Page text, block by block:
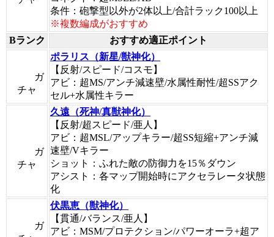
条件：砲撃型以外が2体以上/合計ラック100以上
※複数編成がおすすめ
Bランク
おすすめ適正ポイント
ガ
チャ
ポラリス（新星/獣神化）
【反射/スピード/コスモ】
アビ：超MS/アンチ減速壁/水属性耐性/超SSアク
セル+水属性キラー
ガ
チャ
久遠（死神/真獣神化）
【反射/超スピード/亜人】
アビ：超MSL/アップキラー/超SS短縮+アンチ減
速壁/Vキラー
ショット：ふれた敵の防御力を15％ダウン
アシスト：各マップ開始時にアクセラレータ状態
化
ガ
伏黒恵（獣神化）
【貫通/バランス/亜人】
アビ：MSM/プロテクション/パワーオーラ+超ア